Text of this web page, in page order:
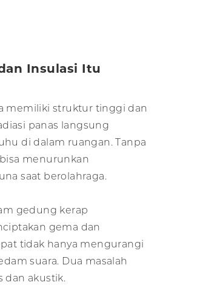
Insulasi Itu
memiliki struktur tinggi dan
panas langsung
di dalam ruangan. Tanpa
menurunkan
saat berolahraga.
gedung kerap
gema dan
tidak hanya mengurangi
suara. Dua masalah
dan akustik.